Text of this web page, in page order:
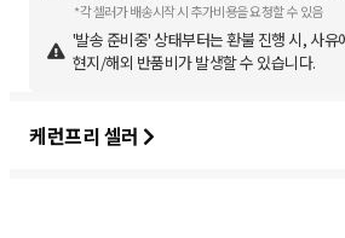
*각 셀러가 배송시작 시 추가비용을 요청할 수 있음
'발송 준비중' 상태부터는 환불 진행 시, 사유
현지/해외 반품비가 발생할 수 있습니다.
케런프리 셀러